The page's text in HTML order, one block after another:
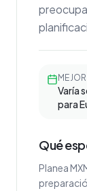
Varía
para
Qué
Planea